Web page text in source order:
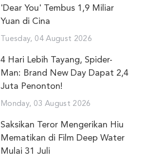
'Dear You' Tembus 1,9 Miliar
Yuan di Cina
Tuesday, 04 August 2026
4 Hari Lebih Tayang, Spider-
Man: Brand New Day Dapat 2,4
Juta Penonton!
Monday, 03 August 2026
Saksikan Teror Mengerikan Hiu
Mematikan di Film Deep Water
Mulai 31 Juli